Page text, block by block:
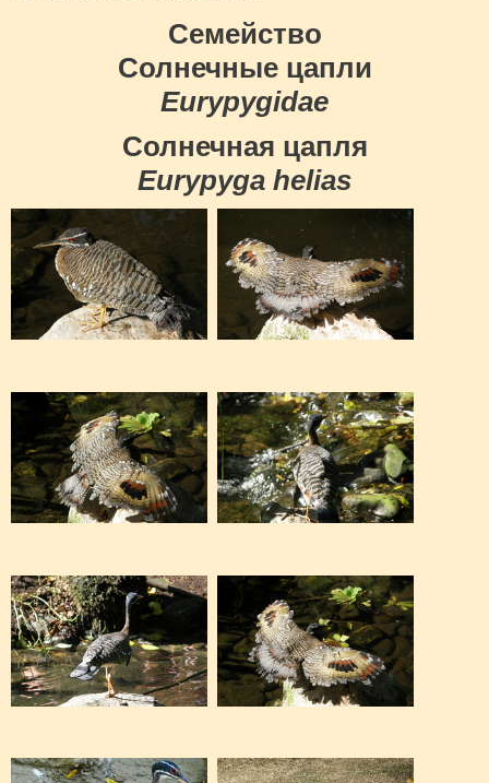
Семейство
Солнечные цапли
Eurypygidae
Солнечная цапля
Eurypyga helias